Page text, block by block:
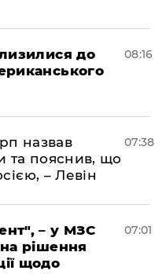
до
08:16
назвав
та пояснив, що
– Левін
07:38
– у МЗС
рішення
щодо
07:01